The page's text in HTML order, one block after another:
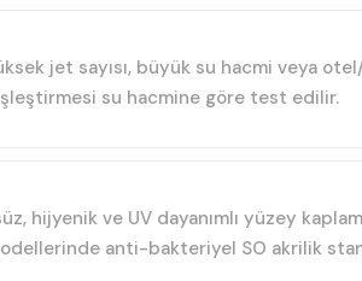
jet sayısı, büyük su hacmi veya
su hacmine göre test edilir.
hijyenik ve UV dayanımlı yüzey
anti-bakteriyel SO akrilik